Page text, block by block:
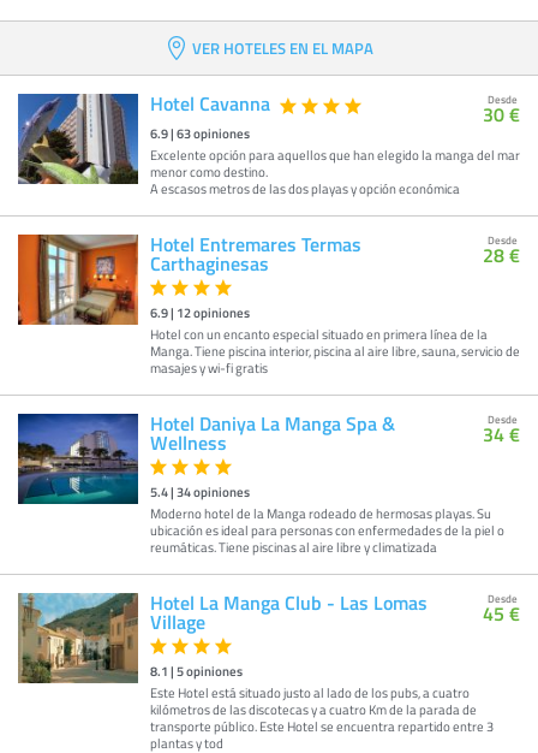
VER HOTELES EN EL MAPA
Hotel Cavanna
6.9|63opiniones
Excelente opción para aquellos que han elegido la manga del mar
menor como destino.
A escasos metros de las dos playas y opción económica
Desde
30 €
Hotel Entremares Termas
Carthaginesas
6.9| 12opiniones
Hotel con un encanto especial situado en primera línea de la
Manga. Tiene piscina interior, piscina al aire libre, sauna, servicio de
masajes y wi-fi gratis
Desde
28 €
Hotel Daniya La Manga Spa &
Wellness
5.4|34opiniones
Moderno hotel de la Manga rodeado de hermosas playas. Su
ubicación es ideal para personas con enfermedades de la piel o
reumáticas. Tiene piscinas al aire libre y climatizada
Desde
34 €
Hotel La Manga Club - Las Lomas
Village
8.1|5opiniones
Este Hotel está situado justo al lado de los pubs, a cuatro
kilómetros de las discotecas y a cuatro Km de la parada de
transporte público. Este Hotel se encuentra repartido entre 3
plantas y tod
Desde
45 €